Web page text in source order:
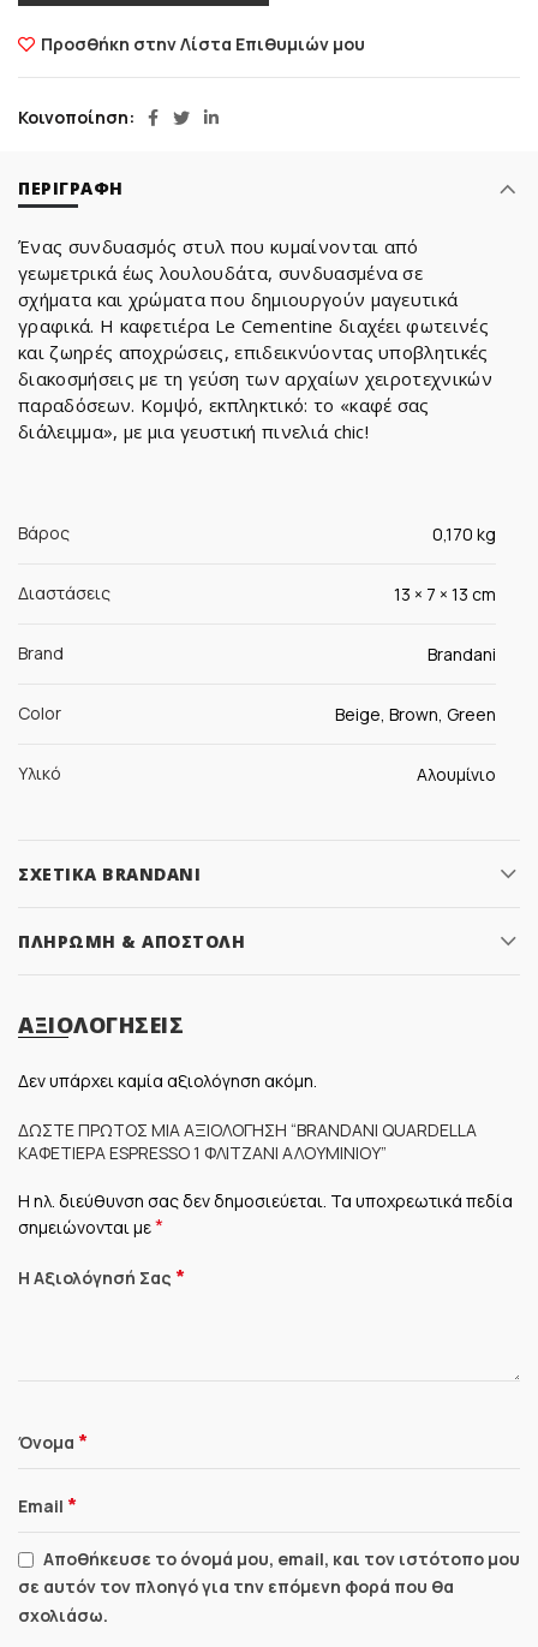
Προσθήκη στην Λίστα Επιθυμιών μου
Κοινοποίηση
ΠΕΡΙΓΡΑΦΉ
Ένας συνδυασμός στυλ που κυμαίνονται από
γεωμετρικά έως λουλουδάτα, συνδυασμένα σε
σχήματα και χρώματα που δημιουργούν μαγευτικά
γραφικά. Η καφετιέρα Le Cementine διαχέει φωτεινές
και ζωηρές αποχρώσεις, επιδεικνύοντας υποβλητικές
διακοσμήσεις με τη γεύση των αρχαίων χειροτεχνικών
παραδόσεων. Κομψό, εκπληκτικό: το «καφέ σας
διάλειμμα», με μια γευστική πινελιά chic!
Βάρος 0,170 kg
Διαστάσεις 13 × 7 × 13 cm
Brand Brandani
Color Beige, Brown, Green
Υλικό Αλουμίνιο
ΣΧΕΤΙΚΆ BRANDANI
ΠΛΗΡΩΜΉ & ΑΠΟΣΤΟΛΉ
ΑΞΙΟΛΟΓΉΣΕΙΣ
Δεν υπάρχει καμία αξιολόγηση ακόμη.
ΔΏΣΤΕ ΠΡΏΤΟΣ ΜΊΑ ΑΞΙΟΛΌΓΗΣΗ “BRANDANI QUARDELLA
ΚΑΦΕΤΙΈΡΑ ESPRESSO 1 ΦΛΙΤΖΆΝΙ ΑΛΟΥΜΙΝΊΟΥ”
Η ηλ. διεύθυνση σας δεν δημοσιεύεται. Τα υποχρεωτικά πεδία
σημειώνονται με*
Η Αξιολόγησή Σας *
Όνομα *
Email *
Αποθήκευσε το όνομά μου, email, και τον ιστότοπο μου
σε αυτόν τον πλοηγό για την επόμενη φορά που θα
σχολιάσω.